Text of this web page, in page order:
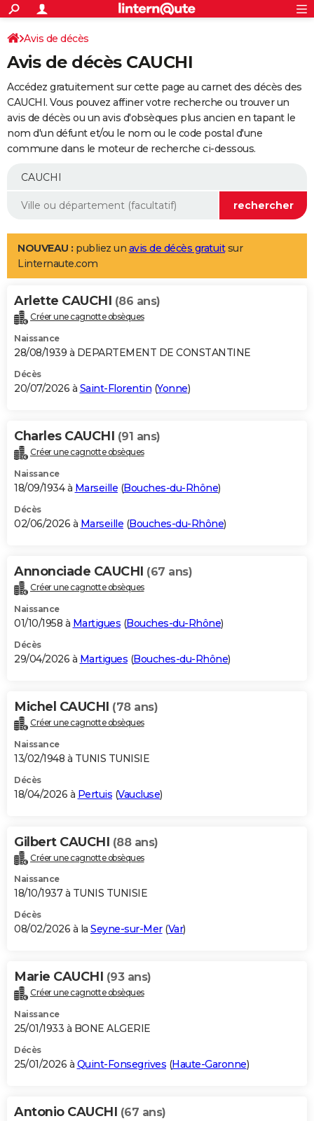
ACTUALITÉS
Politique
Société
Faits Divers
Education
Monde
Villes
+
SPORT
Coupe du monde 2026
Football
Tennis
Cyclisme
Rugby
Forum
Programme TV
TNT
Streaming
Cinéma
Sorties cinéma
Musique
+
FINANCE
Retraite
Epargne
Immobilier
Risques naturels par ville
Banque
Assurance
AUTO
Essais
Réserver un essai
Citadines
Berlines
SUV
Forum auto
+
Mobiles
Meilleur smartphone
Internet
Ordinateurs
Jeux vidéo
Guide high-tech
Aménagement intérieur
LIFESTYLE
Art de vivre
Bien-être
Loisirs
Mode
Modes de vie
Alimentation
Guide de la santé
Maladies
Médicaments
Sommeil
VOYAGE
Destinations
City break
Voyage nature
Voyage de noces
Forum
Climat
+PHOTO
GUIDES D'ACHAT
BONS PLANS
Carte de Noël
Carte Bonne année
Carte Saint-Valentin
Carte Pâques
Carte d'anniversaire
DICTIONNAIRE
Dictionnaire
Biographies
Citations
Expressions
Proverbes
PROGRAMME TV
S'inscrire
Se connecter
Lycées
Collèges
Primaires
Universités
Entreprises
Service militaire
Avis de recherche
AVIS DE DÉCÈS
Bricolage
Lifestyle
Culture
Sport
Auto
Television
Voyage
Cinema
Avis de décès
Avis de décès CAUCHI
Accédez gratuitement sur cette page au carnet des décès des
CAUCHI. Vous pouvez affiner votre recherche ou trouver un
avis de décès ou un avis d'obsèques plus ancien en tapant le
nom d'un défunt et/ou le nom ou le code postal d'une
commune dans le moteur de recherche ci-dessous.
NOUVEAU : publiez un avis de décès gratuitsur
Linternaute.com
Arlette CAUCHI (86 ans)
Créer une cagnotte obsèques
Naissance
28/08/1939 à DEPARTEMENT DE CONSTANTINE
Décès
20/07/2026 à Saint-Florentin (Yonne)
Charles CAUCHI (91 ans)
Créer une cagnotte obsèques
Naissance
18/09/1934 à Marseille (Bouches-du-Rhône)
Décès
02/06/2026 à Marseille (Bouches-du-Rhône)
Annonciade CAUCHI (67 ans)
Créer une cagnotte obsèques
Naissance
01/10/1958 à Martigues (Bouches-du-Rhône)
Décès
29/04/2026 à Martigues (Bouches-du-Rhône)
Michel CAUCHI (78 ans)
Créer une cagnotte obsèques
Naissance
13/02/1948 à TUNIS TUNISIE
Décès
18/04/2026 à Pertuis (Vaucluse)
Gilbert CAUCHI (88 ans)
Créer une cagnotte obsèques
Naissance
18/10/1937 à TUNIS TUNISIE
Décès
08/02/2026 à la Seyne-sur-Mer(Var)
Marie CAUCHI (93 ans)
Créer une cagnotte obsèques
Naissance
25/01/1933 à BONE ALGERIE
Décès
25/01/2026 à Quint-Fonsegrives (Haute-Garonne)
Antonio CAUCHI (67 ans)